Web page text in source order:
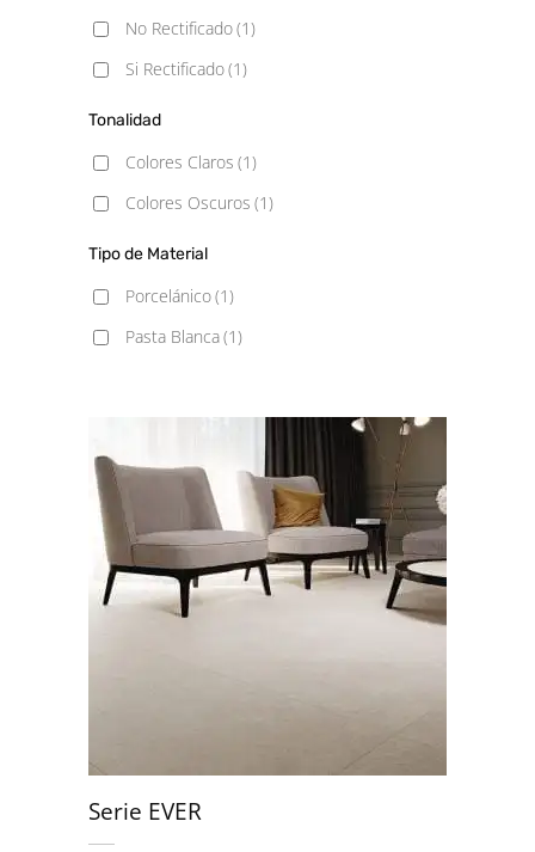
No Rectificado(1)
Si Rectificado(1)
Tonalidad
Colores Claros (1)
Colores Oscuros (1)
Tipo de Material
Porcelánico(1)
Pasta Blanca(1)
Serie EVER